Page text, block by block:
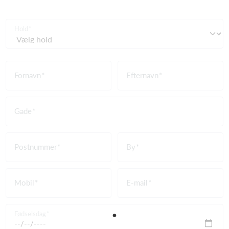
Fornavn Efternavn
Gade
Postnummer By
Mobil E-mail